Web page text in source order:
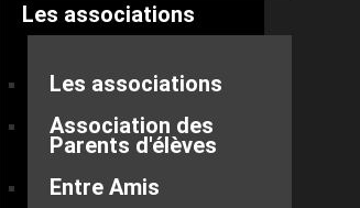
Les associations
Les associations
Association des
Parents d'élèves
Entre Amis